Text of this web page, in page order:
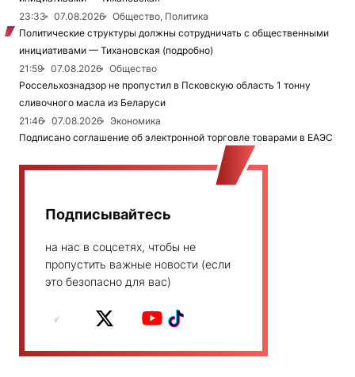
23:33
07.08.2026
Общество, Политика
Политические структуры должны сотрудничать с общественными
инициативами — Тихановская (подробно)
21:59
07.08.2026
Общество
Россельхознадзор не пропустил в Псковскую область 1 тонну
сливочного масла из Беларуси
21:46
07.08.2026
Экономика
Подписано соглашение об электронной торговле товарами в ЕАЭС
Подписывайтесь
на нас в соцсетях, чтобы не
пропустить важные новости (если
это безопасно для вас)